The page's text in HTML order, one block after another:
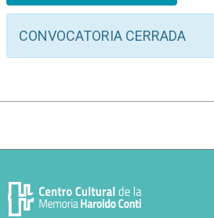
CONVOCATORIA CERRADA